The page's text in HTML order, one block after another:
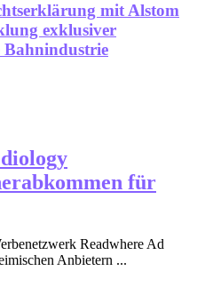
mit Alstom
exklusiver
für
Readwhere Ad
Anbietern ...